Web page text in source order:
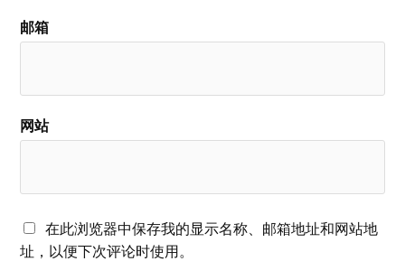
邮箱
网站
在此浏览器中保存我的显示名称、邮箱地址和网站地
址，以便下次评论时使用。